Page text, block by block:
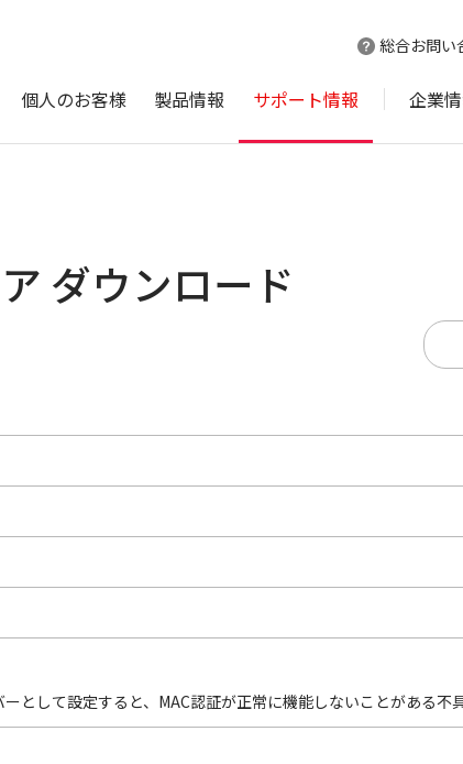
総合お問い
個人のお客様 製品情報 サポート情報 企業
ダウンロード
ーとして設定すると、MAC認証が正常に機能しないことがある不